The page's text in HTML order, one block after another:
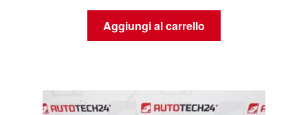
Aggiungi al carrello